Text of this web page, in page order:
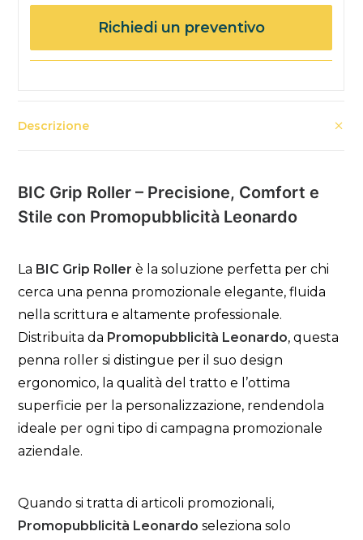
Richiedi un preventivo
Descrizione
BIC Grip Roller – Precisione, Comfort e
Stile con Promopubblicità Leonardo
La BIC Grip Roller è la soluzione perfetta per chi
cerca una penna promozionale elegante, fluida
nella scrittura e altamente professionale.
Distribuita da Promopubblicità Leonardo, questa
penna roller si distingue per il suo design
ergonomico, la qualità del tratto e l’ottima
superficie per la personalizzazione, rendendola
ideale per ogni tipo di campagna promozionale
aziendale.
Quando si tratta di articoli promozionali,
Promopubblicità Leonardo seleziona solo